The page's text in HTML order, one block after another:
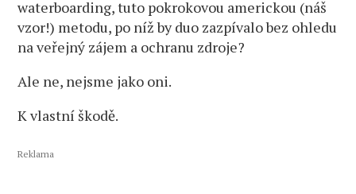
waterboarding, tuto pokrokovou americkou (náš
vzor!) metodu, po níž by duo zazpívalo bez ohledu
na veřejný zájem a ochranu zdroje?
Ale ne, nejsme jako oni.
K vlastní škodě.
Reklama